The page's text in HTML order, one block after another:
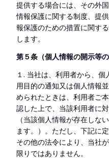
提供する場合には、その外
情報保護に関する制度、提
報保護のための措置に関す
します。
第５条（個人情報の開示等の
１. 当社は、利用者から、
用目的の通知又は個人情報
められたときは、利用者ご
認した上で、当該利用者に
（当該個人情報が存在しな
ます。）。ただし、下記に
その他の法令により、当社
限りではありません。